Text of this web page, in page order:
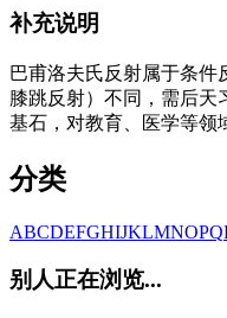
补充说明
巴甫洛夫氏反射属于条件
膝跳反射）不同，需后天
基石，对教育、医学等领
分类
ABCDEFGHIJKLMNOPQ
别人正在浏览...